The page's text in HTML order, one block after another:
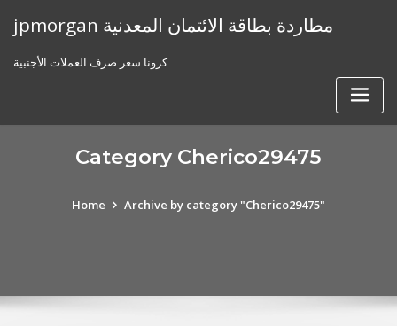
jpmorgan مطاردة بطاقة الائتمان المعدنية
كرونا سعر صرف العملات الأجنبية
Category Cherico29475
Home Archive by category "Cherico29475"